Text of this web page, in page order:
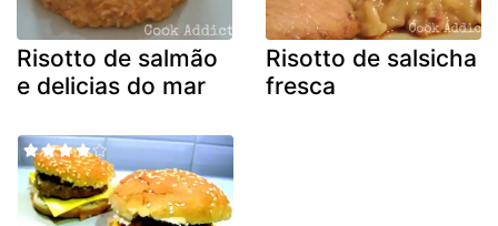
Risotto de salmão
e delicias do mar
Risotto de salsicha
fresca